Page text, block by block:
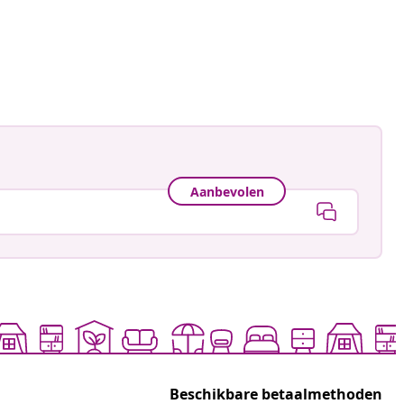
Aanbevolen
Beschikbare betaalmethoden